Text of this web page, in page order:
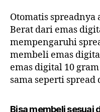
Otomatis
Berat dari emas
mempengaruhi
membeli emas
emas digital 10
sama seperti
Bisa membeli sesuai